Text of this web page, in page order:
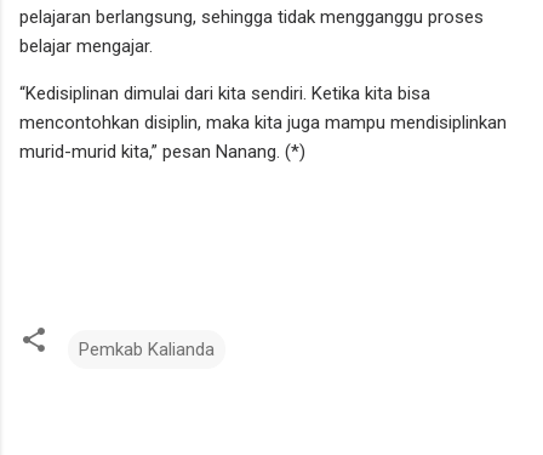
pelajaran berlangsung, sehingga tidak mengganggu proses
belajar mengajar.
“Kedisiplinan dimulai dari kita sendiri. Ketika kita bisa
mencontohkan disiplin, maka kita juga mampu mendisiplinkan
murid-murid kita,” pesan Nanang. (*)
Pemkab Kalianda